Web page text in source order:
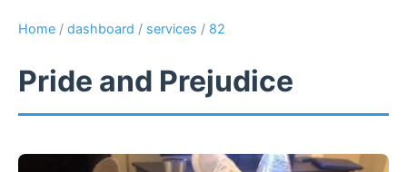
Home / dashboard / services / 82
Pride and Prejudice